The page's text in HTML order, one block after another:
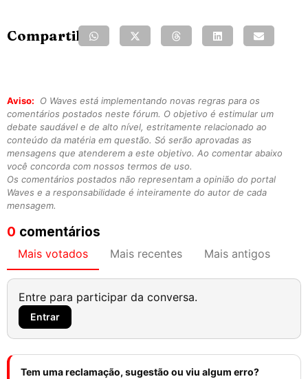
Compartilhe:
Aviso:
O Waves está implementando novas regras para os
comentários postados neste fórum. O objetivo é estimular um
debate saudável e de alto nível, estritamente relacionado ao
conteúdo da matéria em questão. Só serão aprovadas as
mensagens que atenderem a este objetivo. Ao comentar abaixo
você concorda com nossos termos de uso.
Os comentários postados não representam a opinião do portal
Waves e a responsabilidade é inteiramente do autor de cada
mensagem.
0 comentários
Mais votados Mais recentes Mais antigos
Entre para participar da conversa.
Entrar
Tem uma reclamação, sugestão ou viu algum erro?